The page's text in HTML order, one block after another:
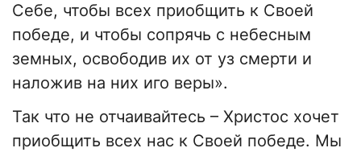
Себе, чтобы всех приобщить к Своей
победе, и чтобы сопрячь с небесным
земных, освободив их от уз смерти и
наложив на них иго веры».
Так что не отчаивайтесь – Христос хочет
приобщить всех нас к Своей победе. Мы